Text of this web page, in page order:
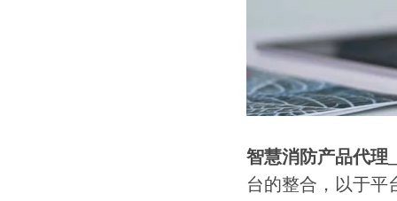
智慧消防产品代理
台的整合，以于平